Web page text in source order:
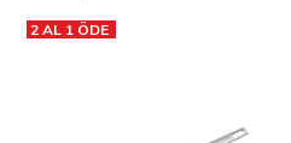
2 AL 1 ÖDE